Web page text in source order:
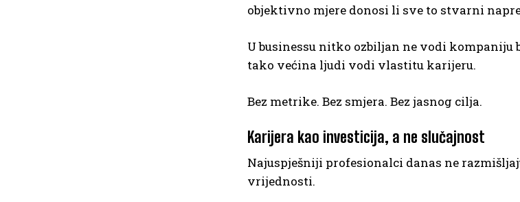
objektivno mjere donosi li sve to stvarni
U businessu nitko ozbiljan ne vodi kompaniju
tako većina ljudi vodi vlastitu karijeru.
Bez metrike. Bez smjera. Bez jasnog cilja.
Karijera kao investicija, a ne slučajnost
Najuspješniji profesionalci danas ne
vrijednosti.